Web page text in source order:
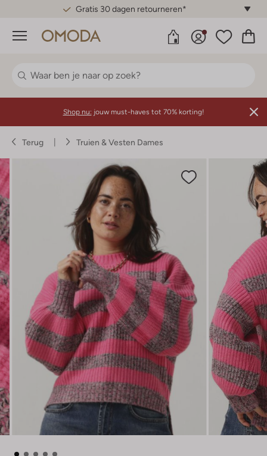
Gratis 30 dagen retourneren*
Menu
Shop nu: jouw must-haves tot 70% korting!
Terug Truien & Vesten Dames